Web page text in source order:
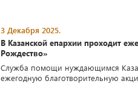
3 Декабря 2025.
В Казанской епархии проходит
Рождество»
Служба помощи нуждающимся
ежегодную благотворительную